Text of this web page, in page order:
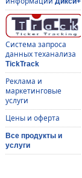
Система запроса
данных теханализа
TickTrack
Реклама и
маркетинговые
услуги
Цены и оферта
Все продукты и
услуги